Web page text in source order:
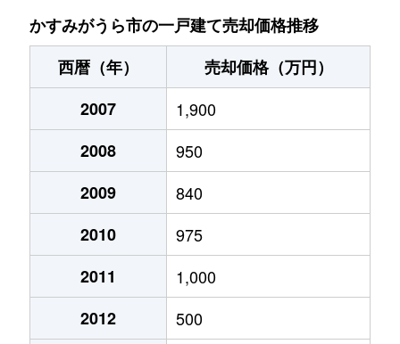
深谷
2,500万円 神立 徒歩1時間45分
かすみがうら市の一戸建て売却価格推移
西暦（年）
売却価格（万円）
2007
1,900
2008
950
2009
840
2010
975
2011
1,000
2012
500